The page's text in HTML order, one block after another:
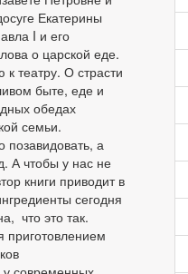
Екатерины
I и его
о царской еде.
театру. О страсти
быте, еде и
обедах
семьи.
позавидовать, а
А чтобы у нас не
книги приводит в
сегодня
что это так.
приготовлением